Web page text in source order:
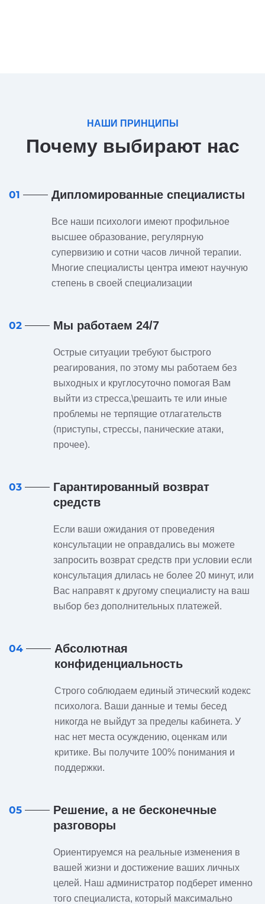
НАШИ ПРИНЦИПЫ
Почему выбирают нас
01 Дипломированные специалисты
Все наши психологи имеют профильное
высшее образование, регулярную
супервизию и сотни часов личной терапии.
Многие специалисты центра имеют научную
степень в своей специализации
02 Мы работаем 24/7
Острые ситуации требуют быстрого
реагирования, по этому мы работаем без
выходных и круглосуточно помогая Вам
выйти из стресса,\решаить те или иные
проблемы не терпящие отлагательств
(приступы, стрессы, панические атаки,
прочее).
03
Гарантированный возврат
средств
Если ваши ожидания от проведения
консультации не оправдались вы можете
запросить возврат средств при условии если
консультация длилась не более 20 минут, или
Вас направят к другому специалисту на ваш
выбор без дополнительных платежей.
04
Абсолютная
конфиденциальность
Строго соблюдаем единый этический кодекс
психолога. Ваши данные и темы бесед
никогда не выйдут за пределы кабинета. У
нас нет места осуждению, оценкам или
критике. Вы получите 100% понимания и
поддержки.
05
Решение, а не бесконечные
разговоры
Ориентируемся на реальные изменения в
вашей жизни и достижение ваших личных
целей. Наш администратор подберет именно
того специалиста, который максимально